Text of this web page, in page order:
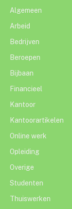
Algemeen
Arbeid
Bedrijven
Beroepen
Bijbaan
Financieel
Kantoor
Kantoorartikelen
Online werk
Opleiding
Overige
Studenten
Thuiswerken